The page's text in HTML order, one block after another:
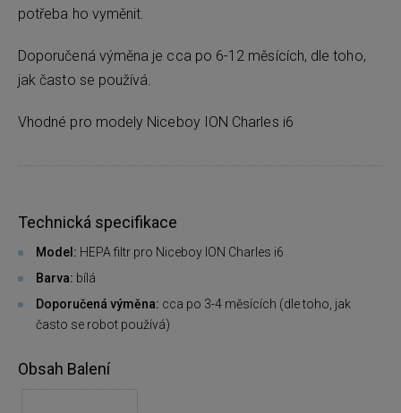
potřeba ho vyměnit.
Doporučená výměna je cca po 6-12 měsících, dle toho,
jak často se používá.
Vhodné pro modely Niceboy ION Charles i6
Technická specifikace
Model: HEPA filtr pro Niceboy ION Charles i6
Barva: bílá
Doporučená výměna: cca po 3-4 měsících (dle toho, jak
často se robot používá)
Obsah Balení